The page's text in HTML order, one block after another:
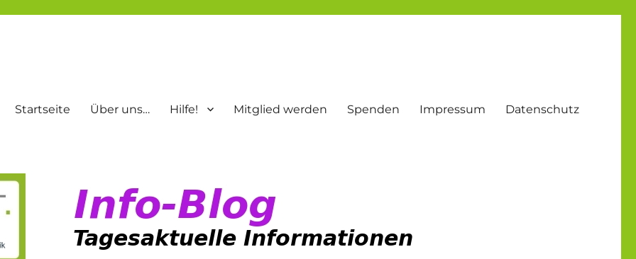
Startseite Über uns… Hilfe! Mitglied werden Spenden Impressum Datenschutz